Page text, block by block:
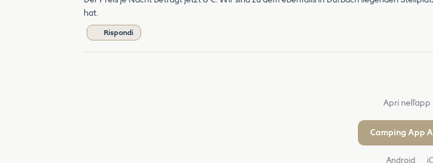
hat.
Rispondi
Apri nell'app
Camping App
Android